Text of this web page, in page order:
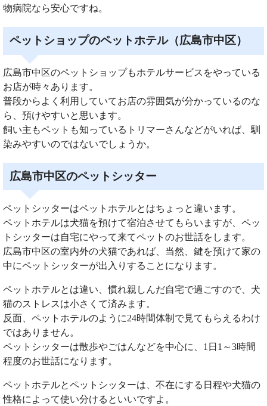
物病院なら安心ですね。
ペットショップのペットホテル（広島市中区）
広島市中区のペットショップもホテルサービスをやっている
お店が時々あります。
普段からよく利用していてお店の雰囲気が分かっているのな
ら、預けやすいと思います。
飼い主もペットも知っているトリマーさんなどがいれば、馴
染みやすいのではないでしょうか。
広島市中区のペットシッター
ペットシッターはペットホテルとはちょっと違います。
ペットホテルは犬猫を預けて宿泊させてもらいますが、ペッ
トシッターは自宅にやって来てペットのお世話をします。
広島市中区の室内外の犬猫であれば、当然、鍵を預けて家の
中にペットシッターが出入りすることになります。
ペットホテルとは違い、慣れ親しんだ自宅で過ごすので、犬
猫のストレスは小さくて済みます。
反面、ペットホテルのように24時間体制で見てもらえるわけ
ではありません。
ペットシッターは散歩やごはんなどを中心に、1日1～3時間
程度のお世話になります。
ペットホテルとペットシッターは、不在にする日程や犬猫の
性格によって使い分けるといいですよ。